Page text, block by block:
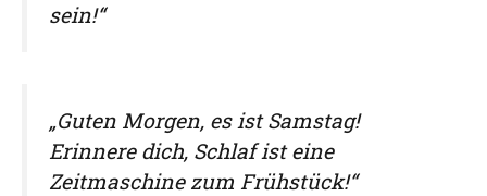
sein!“
„Guten Morgen, es ist Samstag!
Erinnere dich, Schlaf ist eine
Zeitmaschine zum Frühstück!“